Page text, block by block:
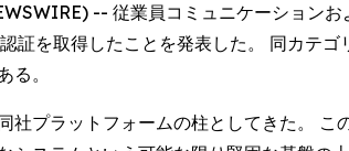
-- 従業員コミュニケーション
を取得したことを発表した。 同カテ
。
プラットフォームの柱としてきた。